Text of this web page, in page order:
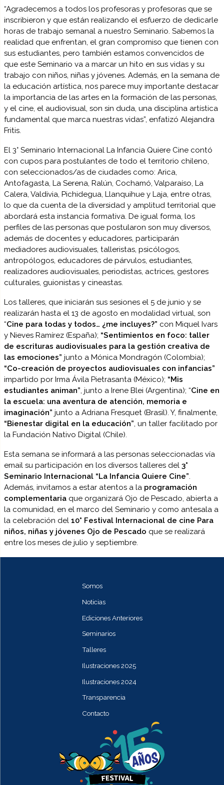
“Agradecemos a todos los profesoras y profesoras que se
inscribieron y que están realizando el esfuerzo de dedicarle
horas de trabajo semanal a nuestro Seminario. Sabemos la
realidad que enfrentan, el gran compromiso que tienen con
sus estudiantes, pero también estamos convencidos de
que este Seminario va a marcar un hito en sus vidas y su
trabajo con niños, niñas y jóvenes. Además, en la semana de
la educación artística, nos parece muy importante destacar
la importancia de las artes en la formación de las personas,
y el cine, el audiovisual, son sin duda, una disciplina artística
fundamental que marca nuestras vidas”, enfatizó Alejandra
Fritis.
El 3° Seminario Internacional La Infancia Quiere Cine contó
con cupos para postulantes de todo el territorio chileno,
con seleccionados/as de ciudades como: Arica,
Antofagasta, La Serena, Ralún, Cochamó, Valparaíso, La
Calera, Valdivia, Pichidegua, Llanquihue y Laja, entre otras,
lo que da cuenta de la diversidad y amplitud territorial que
abordará esta instancia formativa. De igual forma, los
perfiles de las personas que postularon son muy diversos,
además de docentes y educadores, participarán
mediadores audiovisuales, talleristas, psicólogos,
antropólogos, educadores de párvulos, estudiantes,
realizadores audiovisuales, periodistas, actrices, gestores
culturales, guionistas y cineastas.
Los talleres, que iniciarán sus sesiones el 5 de junio y se
realizarán hasta el 13 de agosto en modalidad virtual, son
“Cine para todas y todos… ¿me incluyes?” con Miquel Ivars
y Nieves Ramírez (España); “Sentimientos en foco: taller
de escrituras audiovisuales para la gestión creativa de
las emociones” junto a Mónica Mondragón (Colombia);
“Co-creación de proyectos audiovisuales con infancias”
impartido por Irma Ávila Pietrasanta (México); “Mis
estudiantes animan”, junto a Irene Blei (Argentina); “Cine en
la escuela: una aventura de atención, memoria e
imaginación” junto a Adriana Fresquet (Brasil). Y, finalmente,
“Bienestar digital en la educación”, un taller facilitado por
la Fundación Nativo Digital (Chile).
Esta semana se informará a las personas seleccionadas vía
email su participación en los diversos talleres del3°
Seminario Internacional “La Infancia Quiere Cine”.
Además, invitamos a estar atentos a la programación
complementaria que organizará Ojo de Pescado, abierta a
la comunidad, en el marco del Seminario y como antesala a
la celebración del10° Festival Internacional de cine Para
niños, niñas y jóvenes Ojo de Pescado que se realizará
entre los meses de julio y septiembre.
Somos
Noticias
Ediciones Anteriores
Seminarios
Talleres
Ilustraciones 2025
Ilustraciones 2024
Transparencia
Contacto